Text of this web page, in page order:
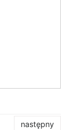
następny